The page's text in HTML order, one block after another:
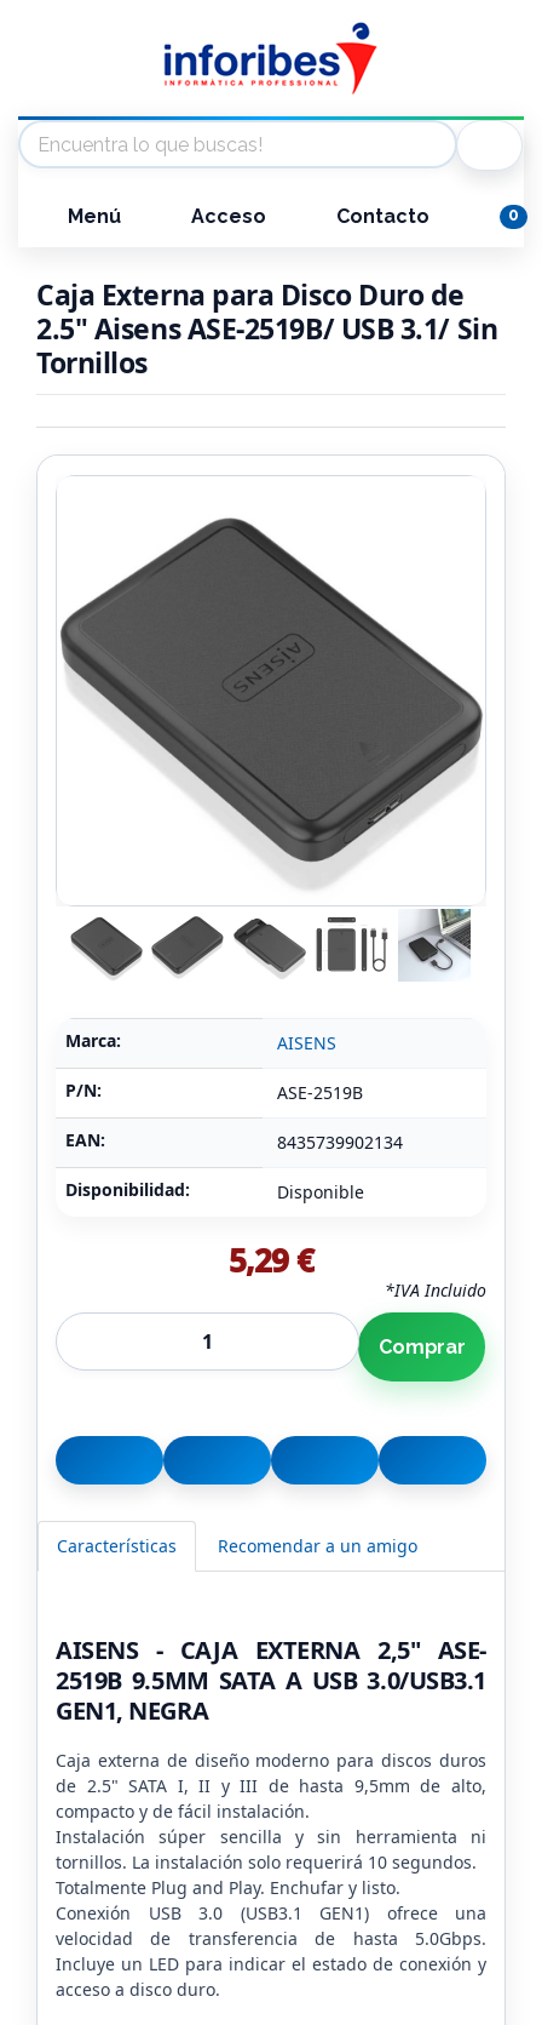
Menú Acceso Contacto 0
Caja Externa para Disco Duro de
2.5" Aisens ASE-2519B/ USB 3.1/ Sin
Tornillos
Marca: AISENS
P/N: ASE-2519B
EAN: 8435739902134
Disponibilidad: Disponible
5,29 €
*IVA Incluido
Comprar
Características Recomendar a un amigo
AISENS - CAJA EXTERNA 2,5" ASE-
2519B 9.5MM SATA A USB 3.0/USB3.1
GEN1, NEGRA
Caja externa de diseño moderno para discos duros
de 2.5" SATA I, II y III de hasta 9,5mm de alto,
compacto y de fácil instalación.
Instalación súper sencilla y sin herramienta ni
tornillos. La instalación solo requerirá 10 segundos.
Totalmente Plug and Play. Enchufar y listo.
Conexión USB 3.0 (USB3.1 GEN1) ofrece una
velocidad de transferencia de hasta 5.0Gbps.
Incluye un LED para indicar el estado de conexión y
acceso a disco duro.